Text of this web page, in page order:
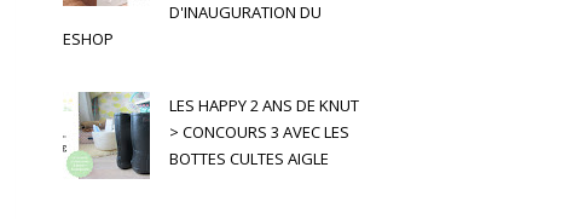
D'INAUGURATION DU
ESHOP
LES HAPPY 2 ANS DE KNUT
> CONCOURS 3 AVEC LES
BOTTES CULTES AIGLE